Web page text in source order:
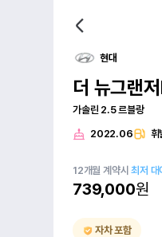
현대
더 뉴그랜
가솔린 2.5 르블랑
2022.06
휘
12개월 계약시최저 대
739,000원
자차 포함